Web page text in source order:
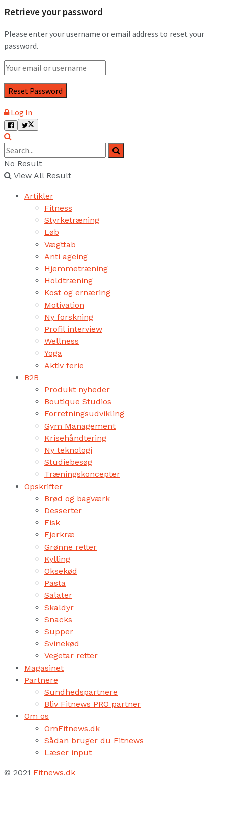
Retrieve your password
Please enter your username or email address to reset your
password.
Log In
No Result
View All Result
Artikler
Fitness
Styrketræning
Løb
Vægttab
Anti ageing
Hjemmetræning
Holdtræning
Kost og ernæring
Motivation
Ny forskning
Profil interview
Wellness
Yoga
Aktiv ferie
B2B
Produkt nyheder
Boutique Studios
Forretningsudvikling
Gym Management
Krisehåndtering
Ny teknologi
Studiebesøg
Træningskoncepter
Opskrifter
Brød og bagværk
Desserter
Fisk
Fjerkræ
Grønne retter
Kylling
Oksekød
Pasta
Salater
Skaldyr
Snacks
Supper
Svinekød
Vegetar retter
Magasinet
Partnere
Sundhedspartnere
Bliv Fitnews PRO partner
Om os
OmFitnews.dk
Sådan bruger du Fitnews
Læser input
© 2021 Fitnews.dk